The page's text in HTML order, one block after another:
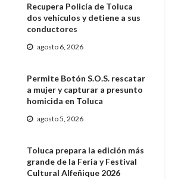
Recupera Policía de Toluca
dos vehículos y detiene a sus
conductores
agosto 6, 2026
Permite Botón S.O.S. rescatar
a mujer y capturar a presunto
homicida en Toluca
agosto 5, 2026
Toluca prepara la edición más
grande de la Feria y Festival
Cultural Alfeñique 2026